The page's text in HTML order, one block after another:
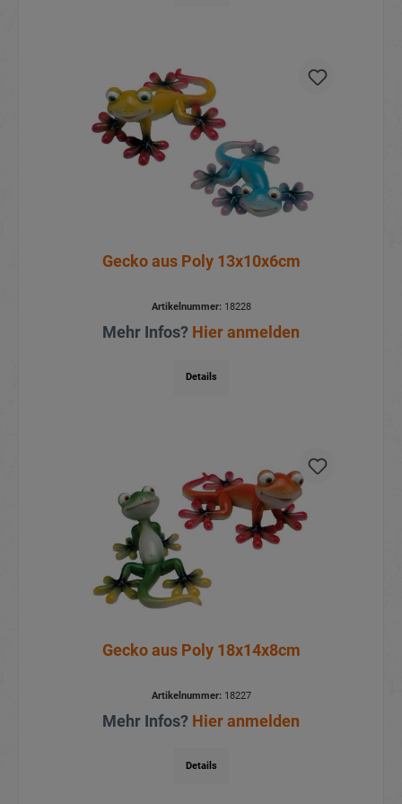
Gecko aus Poly 13x10x6cm
Artikelnummer:18228
Mehr Infos? Hier anmelden
Details
Gecko aus Poly 18x14x8cm
Artikelnummer:18227
Mehr Infos? Hier anmelden
Details